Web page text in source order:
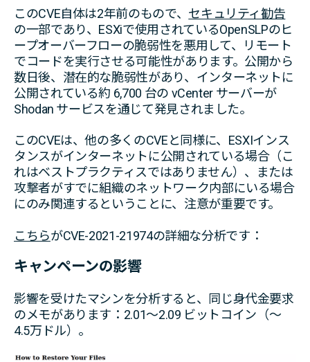
このCVE自体は2年前のもので、 セキュリティ勧告
の一部であり、ESXiで使用されているOpenSLPのヒ
ープオーバーフローの脆弱性を悪用して、リモート
でコードを実行させる可能性があります。公開から
数日後、潜在的な脆弱性があり、インターネットに
公開されている約 6,700 台の vCenter サーバーが
Shodan サービスを通じて発見されました。
このCVEは、他の多くのCVEと同様に、ESXIインス
タンスがインターネットに公開されている場合（こ
れはベストプラクティスではありません）、または
攻撃者がすでに組織のネットワーク内部にいる場合
にのみ関連するということに、注意が重要です。
こちらがCVE-2021-21974の詳細な分析です：
キャンペーンの影響
影響を受けたマシンを分析すると、同じ身代金要求
のメモがあります：2.01～2.09 ビットコイン（～
4.5万ドル）。